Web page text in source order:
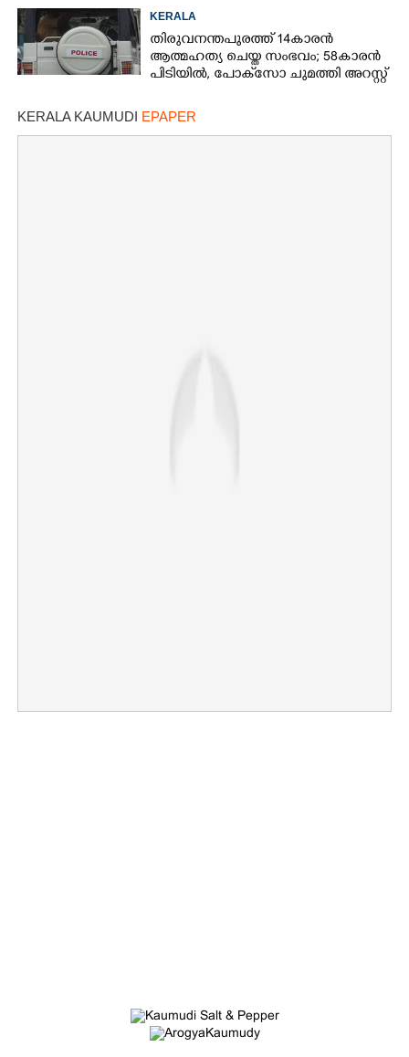
KERALA
തിരുവനന്തപുരത്ത് 14കാരൻ
ആത്മഹത്യ ചെയ്ത സംഭവം; 58കാരൻ
പിടിയിൽ, പോക്‌സോ ചുമത്തി അറസ്റ്റ്
KERALA KAUMUDI EPAPER